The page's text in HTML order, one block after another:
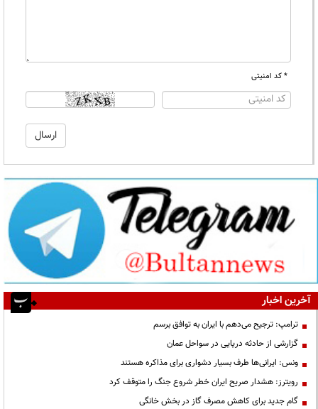
* کد امنیتی
آخرین اخبار
ترامپ: ترجیح می‌دهم با ایران به توافق برسم
گزارشی از حادثه دریایی در سواحل عمان
ونس: ایرانی‌ها طرف بسیار دشواری برای مذاکره هستند
رویترز: هشدار صریح ایران خطر شروع جنگ را متوقف کرد
گام جدید برای کاهش مصرف گاز در بخش خانگی